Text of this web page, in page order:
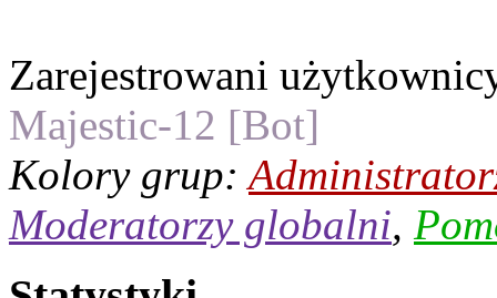
Zarejestrowani
Majestic-12 [Bot]
Kolory grup:
Moderatorzy globalni,